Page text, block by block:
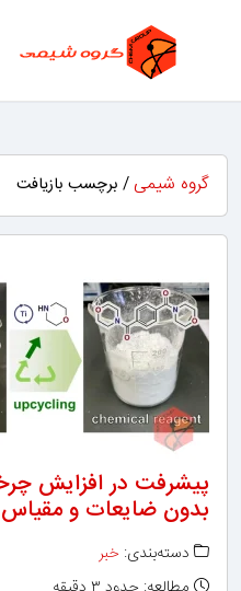
گروه شیمی / برچسب بازیافت
پیشرفت در افزایش
بدون ضایعات و مقیاس
دسته‌بندی: خبر